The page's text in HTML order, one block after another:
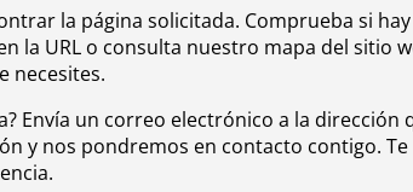
la página solicitada. Comprueba si hay
la URL o consulta nuestro mapa del sitio
necesites.
Envía un correo electrónico a la dirección
y nos pondremos en contacto contigo. Te